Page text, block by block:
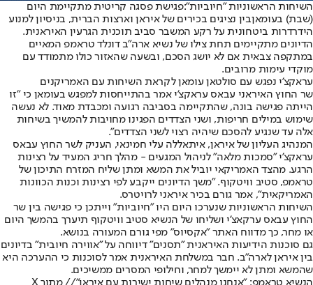
השיחות הראשוניות "חיוביות":פגישת פסגה קריטית מתקיימת היום
(שבת) בעומאןבין נציגים בכירים של איראן וארצות הברית, בניסיון למנוע
הידרדרות ביטחונית על רקע המשבר סביב תוכנית הגרעין האיראנית.
הדיונים מתקיימים תחת צילו של נשיא ארה"ב דונלד טראמפ המאיים
במתקפה צבאית אם לא יושג הסכם, ובשעה שהאזור כולו מתמודד עם
מוקדי עימות מרובים.
עראקצ'י נפגש עם סולטאן עומאן לקראת השיחות עם האמריקנים
שר החוץ האיראני עבאס עראקצ'י אמר בהתייחסות למפגש בעומאן כי ״זו
הייתה פגישה בונה, שהתקיימה בסביבה רגועה ומכבדת מאוד. לא נעשה
שימוש במילים חריפות, ושני הצדדים הפגינו מחויבות להמשיך בשיחות
אלה עד שנגיע להסכם שיהיה רצוי לשני הצדדים".
המנהיג העליון של איראן, איתאללה עלי חמינאי, העניק לשר החוץ עבאס
עראקצ'י "סמכות מלאה" לניהול המגעים - מהלך חריג המעיד על רצינות
הרגע. מהצד האמריקאי יוביל את המשא ומתן שליח המזרח התיכון של
טראמפ, סטיב וויטקוף. "משך הדיונים ייקבע לפי רצינות וכנות הכוונות
האמריקאית", אמר גורם בכיר איראני לרויטרס.
השיחות הראשוניות שנערכו היום היו "חיוביות" וייתכן כי פגישה בין שר
החוץ עבאס ערקאצ'י ושליחו של הנשיא סטיב וויטקוף תיערך בהמשך היום
או מחר, כך מדווח האתר "אקסיוס" מפי גורם המעורה בנושא.
גם סוכנות הידיעות האיראנית "תסנים" דיווחה על "אווירה חיובית" בדיונים
בין איראן לארה"ב. חבר במשלחת האיראנית אמר לסוכנות כי ההערכה היא
שהמשא ומתן לא יימשך למחר, וחילופי המסרים ממשיכים.